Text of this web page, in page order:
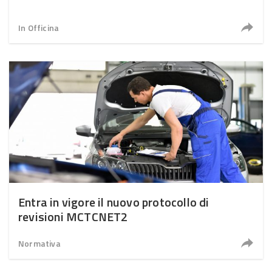
In Officina
Entra in vigore il nuovo protocollo di
revisioni MCTCNET2
Normativa